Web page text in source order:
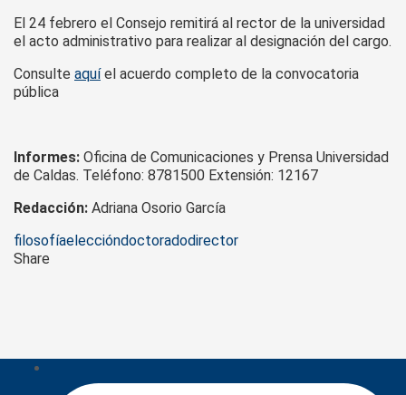
El 24 febrero el Consejo remitirá al rector de la universidad
el acto administrativo para realizar al designación del cargo.
Consulte aquíel acuerdo completo de la convocatoria
pública
Informes: Oficina de Comunicaciones y Prensa Universidad
de Caldas. Teléfono: 8781500 Extensión: 12167
Redacción: Adriana Osorio García
Tags
filosofíaeleccióndoctoradodirector
Share